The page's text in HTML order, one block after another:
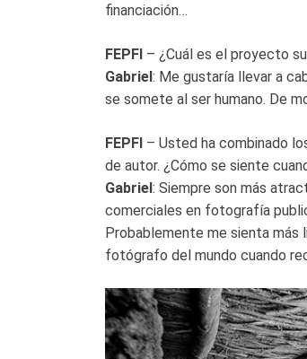
financiación…
FEPFI – ¿Cuál es el proyecto
Gabriel: Me gustaría llevar a
se somete al ser humano. De
FEPFI – Usted ha combinado
de autor. ¿Cómo se siente
Gabriel: Siempre son más
comerciales en fotografía
Probablemente me sienta más
fotógrafo del mundo cuando